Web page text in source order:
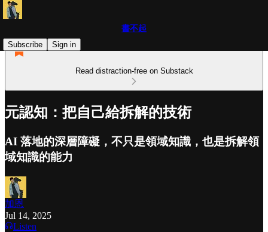
書不起
Subscribe
Sign in
Read distraction-free on Substack
元認知：把自己給拆解的技術
AI 落地的深層障礙，不只是領域知識，也是拆解領
域知識的能力
加恩
Jul 14, 2025
Listen